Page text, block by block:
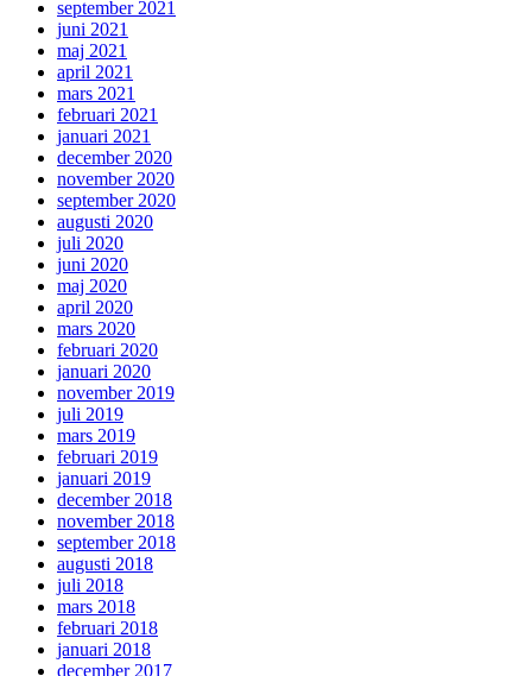
september 2021
juni 2021
maj 2021
april 2021
mars 2021
februari 2021
januari 2021
december 2020
november 2020
september 2020
augusti 2020
juli 2020
juni 2020
maj 2020
april 2020
mars 2020
februari 2020
januari 2020
november 2019
juli 2019
mars 2019
februari 2019
januari 2019
december 2018
november 2018
september 2018
augusti 2018
juli 2018
mars 2018
februari 2018
januari 2018
december 2017